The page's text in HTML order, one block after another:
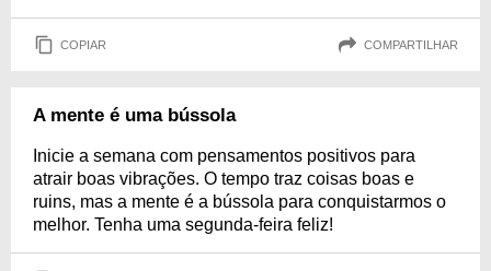
COPIAR COMPARTILHAR
A mente é uma bússola
Inicie a semana com pensamentos positivos para
atrair boas vibrações. O tempo traz coisas boas e
ruins, mas a mente é a bússola para conquistarmos o
melhor. Tenha uma segunda-feira feliz!